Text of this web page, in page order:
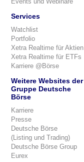
Services
Watchlist
Portfolio
Xetra Realtime für Aktien
Xetra Realtime für ETFs
Karriere @Börse
Weitere Websites der
Gruppe Deutsche
Börse
Karriere
Presse
Deutsche Börse
(Listing und Trading)
Deutsche Börse Group
Eurex